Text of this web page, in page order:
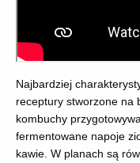
Najbardziej
receptury stworzone na
kombuchy
fermentowane napoje
kawie. W planach są